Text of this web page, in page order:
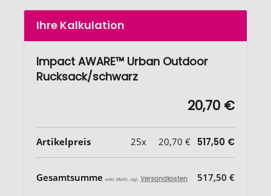
Ihre Kalkulation
Impact AWARE™ Urban Outdoor
Rucksack/schwarz
20,70 €
Artikelpreis 25x 20,70 € 517,50 €
Gesamtsumme exkl. MwSt. zzgl. Versandkosten 517,50 €